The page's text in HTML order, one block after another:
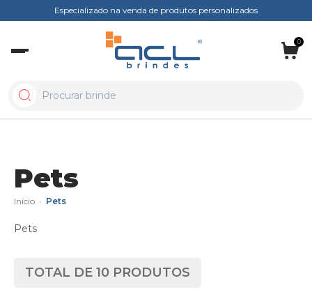
Especializado na venda de produtos personalizados
0
Pets
Início › Pets
Pets
TOTAL DE 10 PRODUTOS